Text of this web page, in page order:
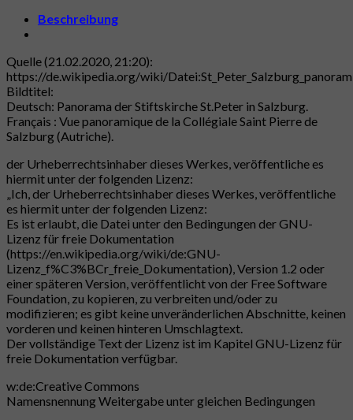
Beschreibung
Quelle (21.02.2020, 21:20):
https://de.wikipedia.org/wiki/
Bildtitel:
Deutsch: Panorama der Stiftskirche St.Peter in Salzburg.
Français : Vue panoramique de la Collégiale Saint Pierre de
Salzburg (Autriche).
der Urheberrechtsinhaber dieses Werkes, veröffentliche es
hiermit unter der folgenden Lizenz:
„Ich, der Urheberrechtsinhaber dieses Werkes, veröffentliche
es hiermit unter der folgenden Lizenz:
Es ist erlaubt, die Datei unter den Bedingungen der GNU-
Lizenz für freie Dokumentation
(https://en.wikipedia.org/wiki/de:GNU-
Lizenz_f%C3%BCr_freie_Dokumentation), Version 1.2 oder
einer späteren Version, veröffentlicht von der Free Software
Foundation, zu kopieren, zu verbreiten und/oder zu
modifizieren; es gibt keine unveränderlichen Abschnitte, keinen
vorderen und keinen hinteren Umschlagtext.
Der vollständige Text der Lizenz ist im Kapitel GNU-Lizenz für
freie Dokumentation verfügbar.
w:de:Creative Commons
Namensnennung Weitergabe unter gleichen Bedingungen